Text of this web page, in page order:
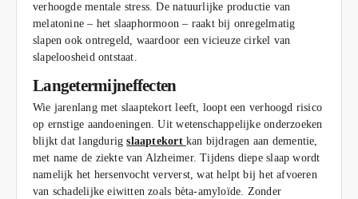
verhoogde mentale stress. De natuurlijke productie van
melatonine – het slaaphormoon – raakt bij onregelmatig
slapen ook ontregeld, waardoor een vicieuze cirkel van
slapeloosheid ontstaat.
Langetermijneffecten
Wie jarenlang met slaaptekort leeft, loopt een verhoogd risico
op ernstige aandoeningen. Uit wetenschappelijke onderzoeken
blijkt dat langdurigslaaptekort kan bijdragen aan dementie,
met name de ziekte van Alzheimer. Tijdens diepe slaap wordt
namelijk het hersenvocht ververst, wat helpt bij het afvoeren
van schadelijke eiwitten zoals bèta-amyloïde. Zonder